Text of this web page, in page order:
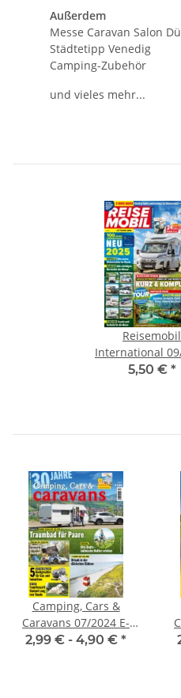
Außerdem
Messe Caravan Salon
Städtetipp Venedig
Camping-Zubehör
und vieles mehr...
Reisemobil
International
Print-Ausgabe
5,50 € *
Camping, Cars &
Caravans 07/2024 E-
Paper oder Print-
2,99 € - 4,90 € *